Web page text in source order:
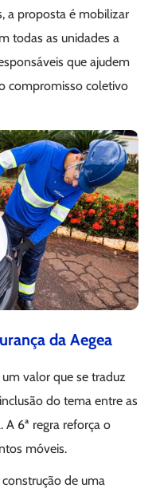
a proposta é mobilizar
todas as unidades a
que ajudem
compromisso coletivo
da Aegea
valor que se traduz
do tema entre as
A 6ª regra reforça o
móveis.
de uma